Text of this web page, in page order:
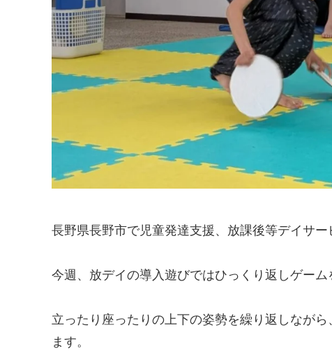
長野県長野市で児童発達支援、放課後等デイサ
今週、放デイの導入遊びではひっくり返しゲーム
立ったり座ったりの上下の姿勢を繰り返しなが
ます。